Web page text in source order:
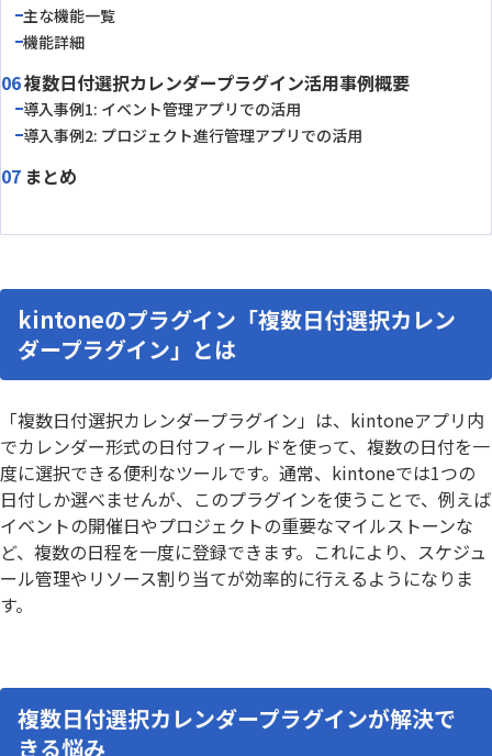
主な機能一覧
機能詳細
複数日付選択カレンダープラグイン活用事例概要
導入事例1: イベント管理アプリでの活用
導入事例2: プロジェクト進行管理アプリでの活用
まとめ
kintoneのプラグイン「複数日付選択カレン
ダープラグイン」とは
「複数日付選択カレンダープラグイン」は、kintoneアプリ内
でカレンダー形式の日付フィールドを使って、複数の日付を一
度に選択できる便利なツールです。通常、kintoneでは1つの
日付しか選べませんが、このプラグインを使うことで、例えば
イベントの開催日やプロジェクトの重要なマイルストーンな
ど、複数の日程を一度に登録できます。これにより、スケジュ
ール管理やリソース割り当てが効率的に行えるようになりま
す。
複数日付選択カレンダープラグインが解決で
きる悩み